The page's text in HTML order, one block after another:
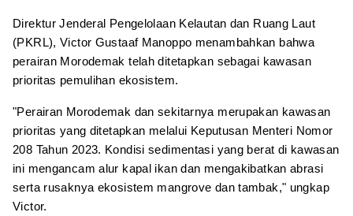
Direktur Jenderal Pengelolaan Kelautan dan Ruang Laut
(PKRL), Victor Gustaaf Manoppo menambahkan bahwa
perairan Morodemak telah ditetapkan sebagai kawasan
prioritas pemulihan ekosistem.
"Perairan Morodemak dan sekitarnya merupakan kawasan
prioritas yang ditetapkan melalui Keputusan Menteri Nomor
208 Tahun 2023. Kondisi sedimentasi yang berat di kawasan
ini mengancam alur kapal ikan dan mengakibatkan abrasi
serta rusaknya ekosistem mangrove dan tambak," ungkap
Victor.